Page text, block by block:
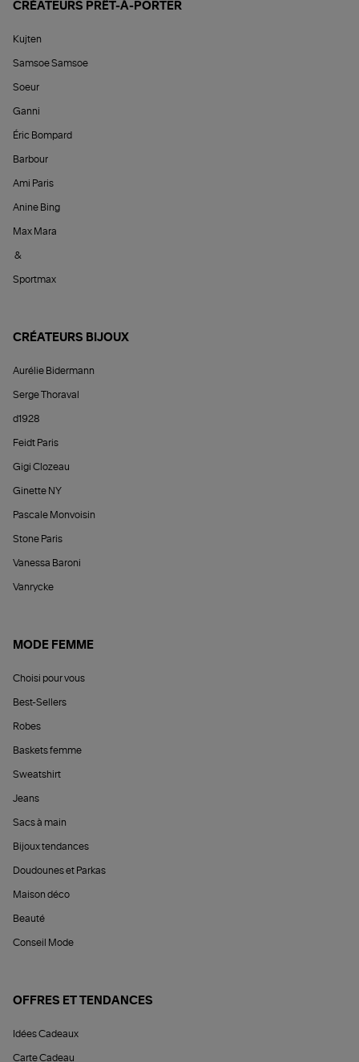
CRÉATEURS PRÊT-À-PORTER
Kujten
Samsoe Samsoe
Soeur
Ganni
Éric Bompard
Barbour
Ami Paris
Anine Bing
Max Mara
&
Sportmax
CRÉATEURS BIJOUX
Aurélie Bidermann
Serge Thoraval
d1928
Feidt Paris
Gigi Clozeau
Ginette NY
Pascale Monvoisin
Stone Paris
Vanessa Baroni
Vanrycke
MODE FEMME
Choisi pour vous
Best-Sellers
Robes
Baskets femme
Sweatshirt
Jeans
Sacs à main
Bijoux tendances
Doudounes et Parkas
Maison déco
Beauté
Conseil Mode
OFFRES ET TENDANCES
Idées Cadeaux
Carte Cadeau